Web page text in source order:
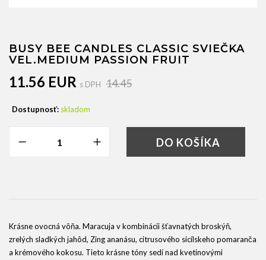
BUSY BEE CANDLES CLASSIC SVIEČKA
VEL.MEDIUM PASSION FRUIT
11.56 EUR s DPH 14.45
Dostupnosť: skladom
DO KOŠÍKA
Krásne ovocná vôňa. Maracuja v kombinácii šťavnatých broskýň,
zrelých sladkých jahôd, Zing ananásu, citrusového sicílskeho pomaranča
a krémového kokosu. Tieto krásne tóny sedí nad kvetinovými